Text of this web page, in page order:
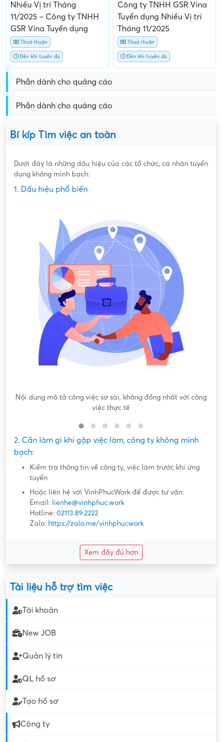
Nhiều Vị trí Tháng
11/2025 – Công ty TNHH
GSR Vina Tuyển dụng
Thoả thuận
Đến khi tuyển đủ
Công ty TNHH GSR Vina
Tuyển dụng Nhiều Vị trí
Tháng 11/2025
Thoả thuận
Đến khi tuyển đủ
Phần dành cho quảng cáo
Phần dành cho quảng cáo
Bí kíp Tìm việc an toàn
Dưới đây là những dấu hiệu của các tổ chức, cá nhân tuyển
dụng không minh bạch:
1. Dấu hiệu phổ biến
Nội dung mô tả công việc sơ sài, không đồng nhất với công
việc thực tế
2. Cần làm gì khi gặp việc làm, công ty không minh
bạch:
Kiểm tra thông tin về công ty, việc làm trước khi ứng
tuyển
Hoặc liên hệ với VinhPhucWork để được tư vấn:
Email: lienhe@vinhphuc.work
Hotline: 02113.89.2222
Zalo: https://zalo.me/vinhphucwork
Xem đầy đủ hơn
Tài liệu hỗ trợ tìm việc
Tài khoản
New JOB
Quản lý tin
QL hồ sơ
Tạo hồ sơ
Công ty